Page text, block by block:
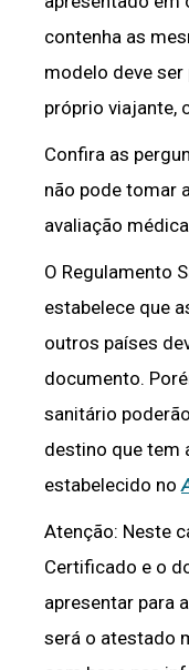
contenha as
modelo deve
próprio viajante,
Confira as
não pode tomar
avaliação
O Regulamento
estabelece que
outros países
documento.
sanitário
destino que tem
estabelecido no
Atenção: Neste
Certificado e o
apresentar para
será o atestado